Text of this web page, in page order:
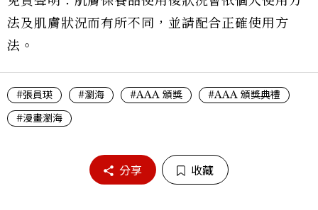
法及肌膚狀況而有所不同，並請配合正確使用方
法。
#張員瑛 #瀏海 #AAA 頒獎
#AAA 頒獎典禮
#漫畫瀏海
分享 收藏